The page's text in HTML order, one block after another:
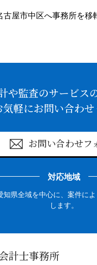
古屋市中区へ事務所を移
や監査のサービス
気軽にお問い合わ
お問い合わせフ
対応地域
知県全域を中心に、案件に
します。
計士事務所